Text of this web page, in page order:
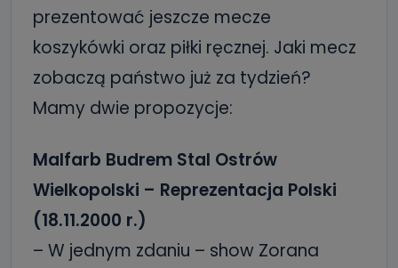
prezentować jeszcze mecze
koszykówki oraz piłki ręcznej. Jaki mecz
zobaczą państwo już za tydzień?
Mamy dwie propozycje:
Malfarb Budrem Stal Ostrów
Wielkopolski – Reprezentacja Polski
(18.11.2000 r.)
– W jednym zdaniu – show Zorana